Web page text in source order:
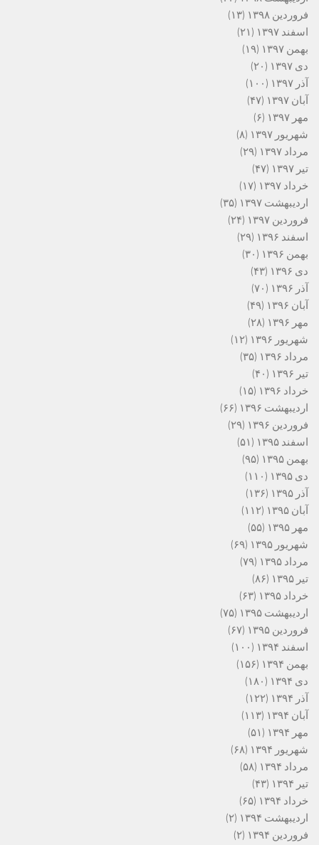
فروردین ۱۳۹۸
(۱۳)
اسفند ۱۳۹۷
(۲۱)
بهمن ۱۳۹۷
(۱۹)
دی ۱۳۹۷
(۲۰)
آذر ۱۳۹۷
(۱۰۰)
آبان ۱۳۹۷
(۴۷)
مهر ۱۳۹۷
(۶)
شهریور ۱۳۹۷
(۸)
مرداد ۱۳۹۷
(۲۹)
تیر ۱۳۹۷
(۴۷)
خرداد ۱۳۹۷
(۱۷)
اردیبهشت ۱۳۹۷
(۳۵)
فروردین ۱۳۹۷
(۲۴)
اسفند ۱۳۹۶
(۲۹)
بهمن ۱۳۹۶
(۳۰)
دی ۱۳۹۶
(۴۳)
آذر ۱۳۹۶
(۷۰)
آبان ۱۳۹۶
(۴۹)
مهر ۱۳۹۶
(۲۸)
شهریور ۱۳۹۶
(۱۲)
مرداد ۱۳۹۶
(۳۵)
تیر ۱۳۹۶
(۴۰)
خرداد ۱۳۹۶
(۱۵)
اردیبهشت ۱۳۹۶
(۶۶)
فروردین ۱۳۹۶
(۲۹)
اسفند ۱۳۹۵
(۵۱)
بهمن ۱۳۹۵
(۹۵)
دی ۱۳۹۵
(۱۱۰)
آذر ۱۳۹۵
(۱۳۶)
آبان ۱۳۹۵
(۱۱۲)
مهر ۱۳۹۵
(۵۵)
شهریور ۱۳۹۵
(۶۹)
مرداد ۱۳۹۵
(۷۹)
تیر ۱۳۹۵
(۸۶)
خرداد ۱۳۹۵
(۶۳)
اردیبهشت ۱۳۹۵
(۷۵)
فروردین ۱۳۹۵
(۶۷)
اسفند ۱۳۹۴
(۱۰۰)
بهمن ۱۳۹۴
(۱۵۶)
دی ۱۳۹۴
(۱۸۰)
آذر ۱۳۹۴
(۱۲۲)
آبان ۱۳۹۴
(۱۱۳)
مهر ۱۳۹۴
(۵۱)
شهریور ۱۳۹۴
(۶۸)
مرداد ۱۳۹۴
(۵۸)
تیر ۱۳۹۴
(۴۳)
خرداد ۱۳۹۴
(۶۵)
اردیبهشت ۱۳۹۴
(۲)
فروردین ۱۳۹۴
(۲)